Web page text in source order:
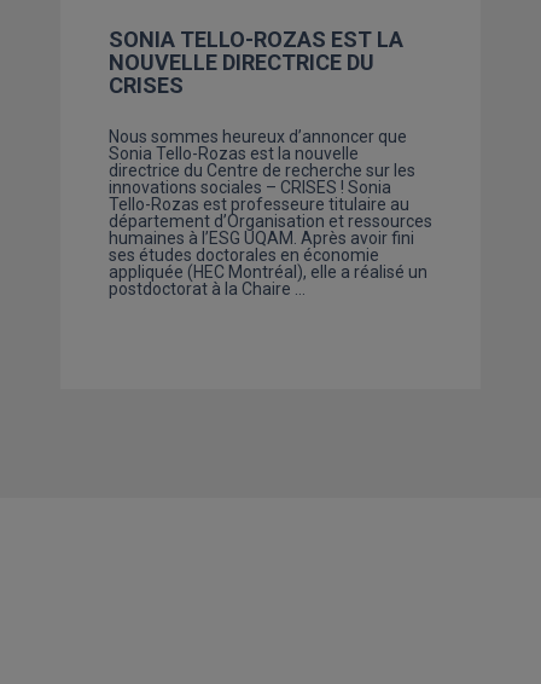
SONIA TELLO-ROZAS EST LA
NOUVELLE DIRECTRICE DU
CRISES
Nous sommes heureux d’annoncer que
Sonia Tello-Rozas est la nouvelle
directrice du Centre de recherche sur les
innovations sociales – CRISES ! Sonia
Tello-Rozas est professeure titulaire au
département d’Organisation et ressources
humaines à l’ESG UQAM. Après avoir fini
ses études doctorales en économie
appliquée (HEC Montréal), elle a réalisé un
postdoctorat à la Chaire …